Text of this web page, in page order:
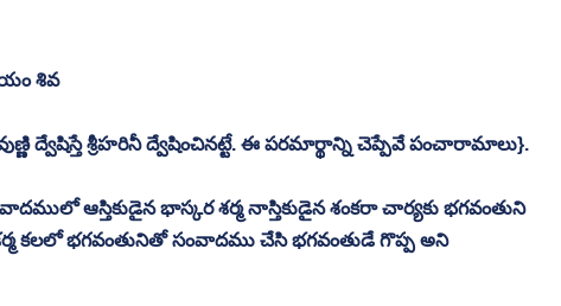
శివ
శివుణ్ణి ద్వేషిస్తే శ్రీహరినీ ద్వేషించినట్టే. ఈ పరమార్థాన్ని చెప్పేవే పంచారామాలు}.
వాదములో ఆస్తికుడైన భాస్కర శర్మ నాస్తికుడైన శంకరా చార్యకు భగవంతుని
కలలో భగవంతునితో సంవాదము చేసి భగవంతుడే గొప్ప అని